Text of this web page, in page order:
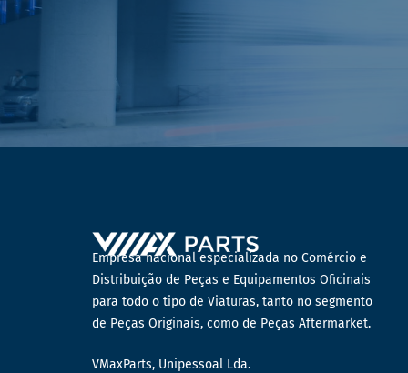
Empresa nacional especializada no Comércio e
Distribuição de Peças e Equipamentos Oficinais
para todo o tipo de Viaturas, tanto no segmento
de Peças Originais, como de Peças Aftermarket.
VMaxParts, Unipessoal Lda.